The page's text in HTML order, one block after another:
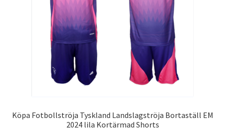
Köpa Fotbollströja Tyskland Landslagströja Bortaställ EM
2024 lila Kortärmad Shorts